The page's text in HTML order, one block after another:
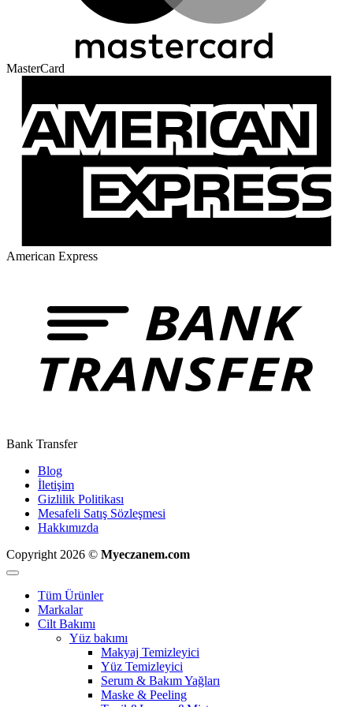
MasterCard
American Express
Bank Transfer
Blog
İletişim
Gizlilik Politikası
Mesafeli Satış Sözleşmesi
Hakkımızda
Copyright 2026 © Myeczanem.com
Tüm Ürünler
Markalar
Cilt Bakımı
Yüz bakımı
Makyaj Temizleyici
Yüz Temizleyici
Serum & Bakım Yağları
Maske & Peeling